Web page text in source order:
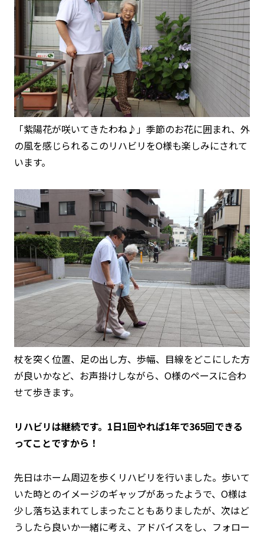
「紫陽花が咲いてきたわね♪」季節のお花に囲まれ、外
の風を感じられるこのリハビリをO様も楽しみにされて
います。
杖を突く位置、足の出し方、歩幅、目線をどこにした方
が良いかなど、お声掛けしながら、O様のペースに合わ
せて歩きます。
リハビリは継続です。1日1回やれば1年で365回できる
ってことですから！
先日はホーム周辺を歩くリハビリを行いました。歩いて
いた時とのイメージのギャップがあったようで、O様は
少し落ち込まれてしまったこともありましたが、次はど
うしたら良いか一緒に考え、アドバイスをし、フォロー